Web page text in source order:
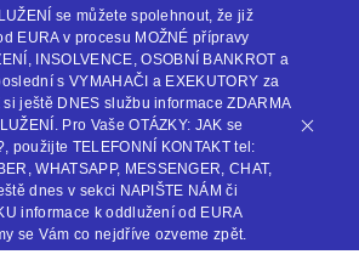
se můžete spolehnout, že již
EURA v procesu MOŽNÉ přípravy
INSOLVENCE, OSOBNÍ BANKROT a
s VYMAHAČI a EXEKUTORY za
si ještě DNES službu informace ZDARMA
Pro Vaše OTÁZKY: JAK se
použijte TELEFONNÍ KONTAKT tel:
WHATSAPP, MESSENGER, CHAT,
dnes v sekci NAPIŠTE NÁM či
informace k oddlužení od EURA
se Vám co nejdříve ozveme zpět.